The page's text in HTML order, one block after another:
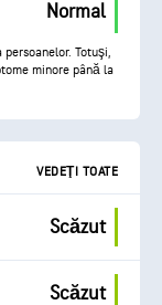
Normal
Totuşi,
minore până la
VEDEŢI TOATE
Scăzut
Scăzut